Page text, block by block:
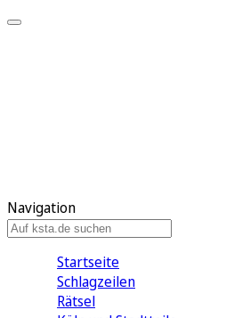
Navigation
Startseite
Schlagzeilen
Rätsel